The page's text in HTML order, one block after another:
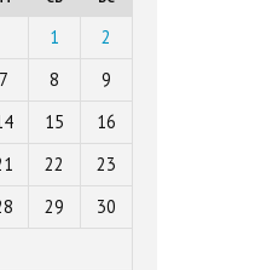
1
2
7 8
9
15
16
22
23
29
30